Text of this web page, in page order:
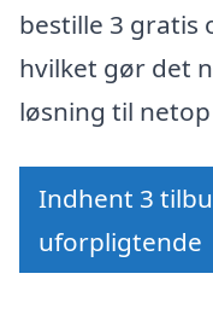
bestille 3 gratis
hvilket gør det
løsning til
Indhent 3
uforpligtende